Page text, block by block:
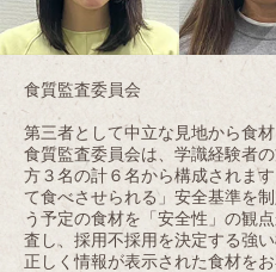
食質監査委員会
第三者として中立な見地から食材
食質監査委員会は、学識経験者
方３名の計６名から構成されま
て食べさせられる」安全基準を
う予定の食材を「安全性」の観
査し、採用不採用を決定する強
正しく情報が表示された食材を